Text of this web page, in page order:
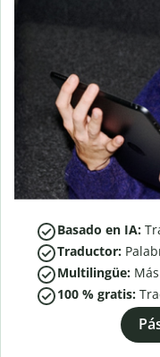
Basado en IA:
Traductor:
Multilingüe:
100 % gratis: